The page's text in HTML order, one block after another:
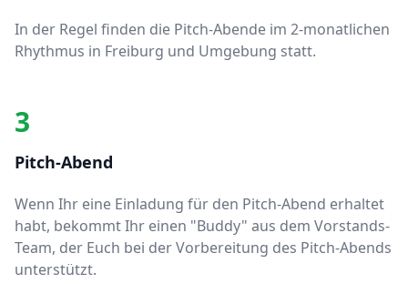
In der Regel finden die Pitch-Abende im 2-monatlichen
Rhythmus in Freiburg und Umgebung statt.
3
Pitch-Abend
Wenn Ihr eine Einladung für den Pitch-Abend erhaltet
habt, bekommt Ihr einen "Buddy" aus dem Vorstands-
Team, der Euch bei der Vorbereitung des Pitch-Abends
unterstützt.